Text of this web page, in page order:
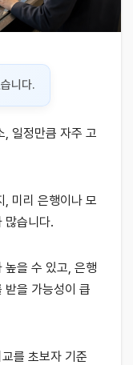
니다.
, 일정만큼 자주 고
, 미리 은행이나 모
많습니다.
높을 수 있고, 은행
받을 가능성이 큽
를 초보자 기준